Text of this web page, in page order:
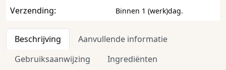
Verzending:
Binnen 1 (werk)dag.
Beschrijving
Aanvullende informatie
Gebruiksaanwijzing
Ingrediënten